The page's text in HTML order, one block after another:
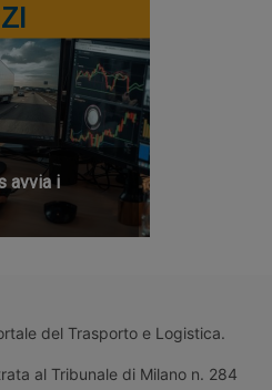
avvia i
del Trasporto e Logistica.
al Tribunale di Milano n. 284